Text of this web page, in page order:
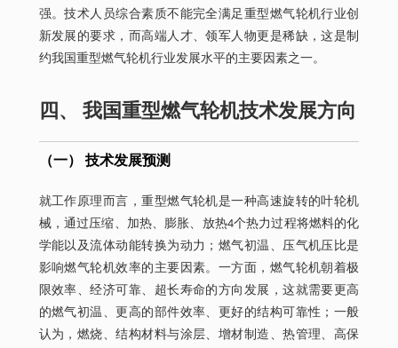
强。技术人员综合素质不能完全满足重型燃气轮机行业创
新发展的要求，而高端人才、领军人物更是稀缺，这是制
约我国重型燃气轮机行业发展水平的主要因素之一。
四、 我国重型燃气轮机技术发展方向
（一） 技术发展预测
就工作原理而言，重型燃气轮机是一种高速旋转的叶轮机
械，通过压缩、加热、膨胀、放热4个热力过程将燃料的化
学能以及流体动能转换为动力；燃气初温、压气机压比是
影响燃气轮机效率的主要因素。一方面，燃气轮机朝着极
限效率、经济可靠、超长寿命的方向发展，这就需要更高
的燃气初温、更高的部件效率、更好的结构可靠性；一般
认为，燃烧、结构材料与涂层、增材制造、热管理、高保